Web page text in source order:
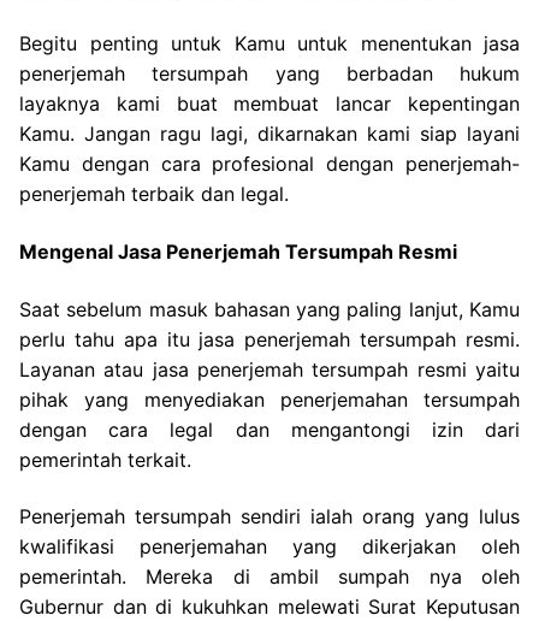
Begitu penting untuk Kamu untuk menentukan jasa
penerjemah tersumpah yang berbadan hukum
layaknya kami buat membuat lancar kepentingan
Kamu. Jangan ragu lagi, dikarnakan kami siap layani
Kamu dengan cara profesional dengan penerjemah-
penerjemah terbaik dan legal.
Mengenal Jasa Penerjemah Tersumpah Resmi
Saat sebelum masuk bahasan yang paling lanjut, Kamu
perlu tahu apa itu jasa penerjemah tersumpah resmi.
Layanan atau jasa penerjemah tersumpah resmi yaitu
pihak yang menyediakan penerjemahan tersumpah
dengan cara legal dan mengantongi izin dari
pemerintah terkait.
Penerjemah tersumpah sendiri ialah orang yang lulus
kwalifikasi penerjemahan yang dikerjakan oleh
pemerintah. Mereka di ambil sumpah nya oleh
Gubernur dan di kukuhkan melewati Surat Keputusan